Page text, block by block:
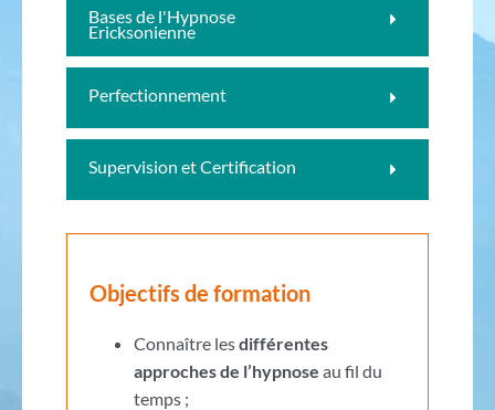
Bases de l'Hypnose
Ericksonienne
Perfectionnement
Supervision et Certification
Objectifs de formation
Connaître lesdifférentes
approches de l’hypnose au fil du
temps ;